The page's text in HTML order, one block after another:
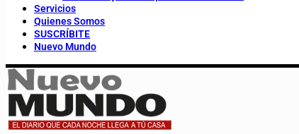
Servicios
Quienes Somos
SUSCRÍBITE
Nuevo Mundo